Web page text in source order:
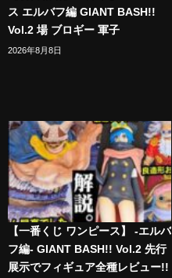
ス エルバフ編 GIANT BASH!!
Vol.2 場 ブロギー 軍子
2026年8月8日
【一番くじ ワンピース】 -エルバ
フ編- GIANT BASH!! Vol.2 先行
展示でフィギュア全種レビュー!!